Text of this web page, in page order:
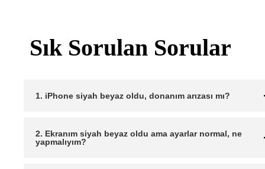
Sık Sorulan Sorular
1. iPhone siyah beyaz oldu, donanım arızası mı?
2. Ekranım siyah beyaz oldu ama ayarlar normal, ne
yapmalıyım?